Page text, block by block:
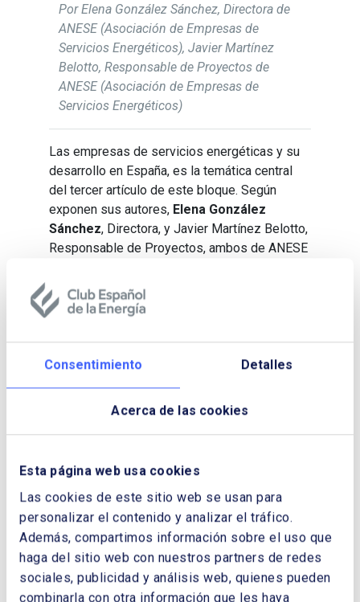
Consentimiento Detalles
Acerca de las cookies
Esta página web usa cookies
Las cookies de este sitio web se usan para
personalizar el contenido y analizar el tráfico.
Además, compartimos información sobre el uso que
haga del sitio web con nuestros partners de redes
sociales, publicidad y análisis web, quienes pueden
combinarla con otra información que les haya
Por Elena González Sánchez, Directora de
ANESE (Asociación de Empresas de
Servicios Energéticos), Javier Martínez
Belotto, Responsable de Proyectos de
ANESE (Asociación de Empresas de
Servicios Energéticos)
Las empresas de servicios energéticas y su
desarrollo en España, es la temática central
del tercer artículo de este bloque. Según
exponen sus autores, Elena González
Sánchez, Directora, y Javier Martínez Belotto,
Responsable de Proyectos, ambos de ANESE
Energéticos), este mercado aumentará
gracias al potencial del sector público, de las
Eurostat, “EPC: A Guide for the Statistical
Treatment of Energy Performance
DE SERVICIOS ENERGÉTICOS (ESES) EN
AUMENTARÁ GRACIAS AL POTENCIAL
DEL SECTOR PÚBLICO, DE LAS NUEVAS
DIRECTIVAS Y DE LA GUÍA DE
EUROSTAT
NOMBRE Y APELLIDOS: